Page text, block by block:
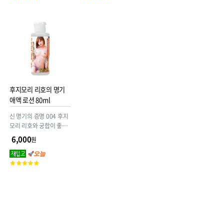
후지모리 리호의 명기
애액 로션 80ml
신 명기의 증명 004 후지
모리 리호와 궁합이 좋은
중점도 젤.
6,000원
고